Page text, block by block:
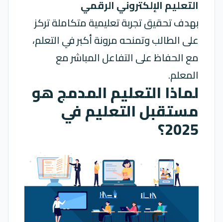
التعليم الإلكتروني الرقمي
بهدف تحقيق تجربة تعليمية متكاملة تركز
على الطالب وتمنحه مرونة أكبر في التعلم،
مع الحفاظ على التفاعل المباشر مع
المعلم.
لماذا التعليم المدمج هو
مستقبل التعليم في
2025؟